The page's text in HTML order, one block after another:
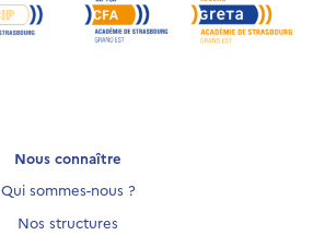
Nous connaître
Qui sommes-nous ?
Nos structures